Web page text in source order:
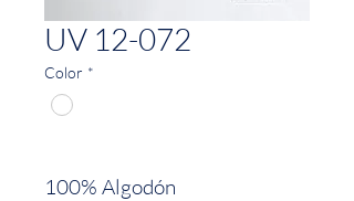
UV 12-072
Color *
100% Algodón